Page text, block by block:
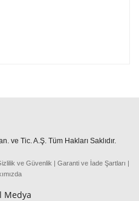
ve Tic. A.Ş. Tüm Hakları Saklıdır.
ve Güvenlik | Garanti ve İade Şartları |
Medya